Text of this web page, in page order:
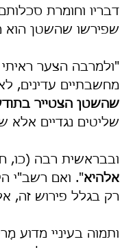
דבריו וחומרת
שפירשו שהשטן הוא
"ולמרבה הצער
מחשבתיים עדינים,
שהשטן הצטייר
שליטים נגדיים אלא
ובבראשית רבה (כו,
אלהיא". ואם רשב"י
רק בגלל פירוש זה,
ותמוה בעיניי מדוע